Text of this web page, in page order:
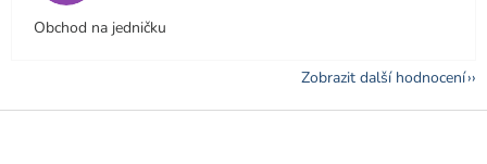
Obchod na jedničku
Zobrazit další hodnocení
Z